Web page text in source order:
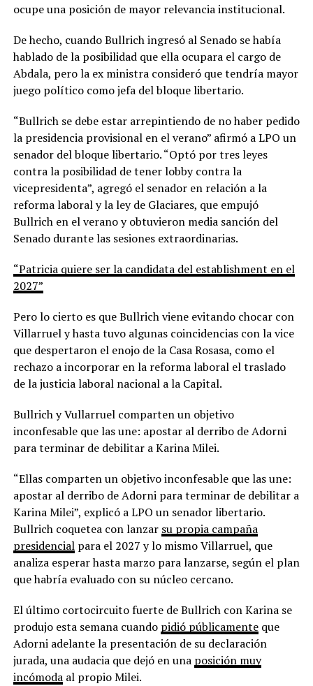
ocupe una posición de mayor relevancia institucional.
De hecho, cuando Bullrich ingresó al Senado se había
hablado de la posibilidad que ella ocupara el cargo de
Abdala, pero la ex ministra consideró que tendría mayor
juego político como jefa del bloque libertario.
“Bullrich se debe estar arrepintiendo de no haber pedido
la presidencia provisional en el verano” afirmó a LPO un
senador del bloque libertario. “Optó por tres leyes
contra la posibilidad de tener lobby contra la
vicepresidenta”, agregó el senador en relación a la
reforma laboral y la ley de Glaciares, que empujó
Bullrich en el verano y obtuvieron media sanción del
Senado durante las sesiones extraordinarias.
“Patricia quiere ser la candidata del establishment en el
2027”
Pero lo cierto es que Bullrich viene evitando chocar con
Villarruel y hasta tuvo algunas coincidencias con la vice
que despertaron el enojo de la Casa Rosasa, como el
rechazo a incorporar en la reforma laboral el traslado
de la justicia laboral nacional a la Capital.
Bullrich y Vullarruel comparten un objetivo
inconfesable que las une: apostar al derribo de Adorni
para terminar de debilitar a Karina Milei.
“Ellas comparten un objetivo inconfesable que las une:
apostar al derribo de Adorni para terminar de debilitar a
Karina Milei”, explicó a LPO un senador libertario.
Bullrich coquetea con lanzar su propia campaña
presidencialpara el 2027 y lo mismo Villarruel, que
analiza esperar hasta marzo para lanzarse, según el plan
que habría evaluado con su núcleo cercano.
El último cortocircuito fuerte de Bullrich con Karina se
produjo esta semana cuando pidió públicamenteque
Adorni adelante la presentación de su declaración
jurada, una audacia que dejó en una posición muy
incómodaal propio Milei.